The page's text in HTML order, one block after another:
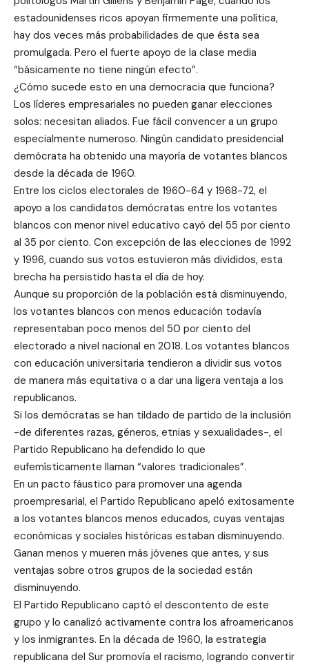
estadounidenses ricos apoyan firmemente una política,
hay dos veces más probabilidades de que ésta sea
promulgada. Pero el fuerte apoyo de la clase media
“básicamente no tiene ningún efecto”.
¿Cómo sucede esto en una democracia que funciona?
Los líderes empresariales no pueden ganar elecciones
solos: necesitan aliados. Fue fácil convencer a un grupo
especialmente numeroso. Ningún candidato presidencial
demócrata ha obtenido una mayoría de votantes blancos
desde la década de 1960.
Entre los ciclos electorales de 1960-64 y 1968-72, el
apoyo a los candidatos demócratas entre los votantes
blancos con menor nivel educativo cayó del 55 por ciento
al 35 por ciento. Con excepción de las elecciones de 1992
y 1996, cuando sus votos estuvieron más divididos, esta
brecha ha persistido hasta el día de hoy.
Aunque su proporción de la población está disminuyendo,
los votantes blancos con menos educación todavía
representaban poco menos del 50 por ciento del
electorado a nivel nacional en 2018. Los votantes blancos
con educación universitaria tendieron a dividir sus votos
de manera más equitativa o a dar una ligera ventaja a los
republicanos.
Si los demócratas se han tildado de partido de la inclusión
-de diferentes razas, géneros, etnias y sexualidades-, el
Partido Republicano ha defendido lo que
eufemísticamente llaman “valores tradicionales”.
En un pacto fáustico para promover una agenda
proempresarial, el Partido Republicano apeló exitosamente
a los votantes blancos menos educados, cuyas ventajas
económicas y sociales históricas estaban disminuyendo.
Ganan menos y mueren más jóvenes que antes, y sus
ventajas sobre otros grupos de la sociedad están
disminuyendo.
El Partido Republicano captó el descontento de este
grupo y lo canalizó activamente contra los afroamericanos
y los inmigrantes. En la década de 1960, la estrategia
republicana del Sur promovía el racismo, logrando convertir